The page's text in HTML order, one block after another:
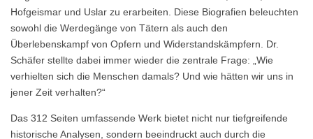
Hofgeismar und Uslar zu erarbeiten. Diese Biografien beleuchten
sowohl die Werdegänge von Tätern als auch den
Überlebenskampf von Opfern und Widerstandskämpfern. Dr.
Schäfer stellte dabei immer wieder die zentrale Frage: „Wie
verhielten sich die Menschen damals? Und wie hätten wir uns in
jener Zeit verhalten?“
Das 312 Seiten umfassende Werk bietet nicht nur tiefgreifende
historische Analysen, sondern beeindruckt auch durch die